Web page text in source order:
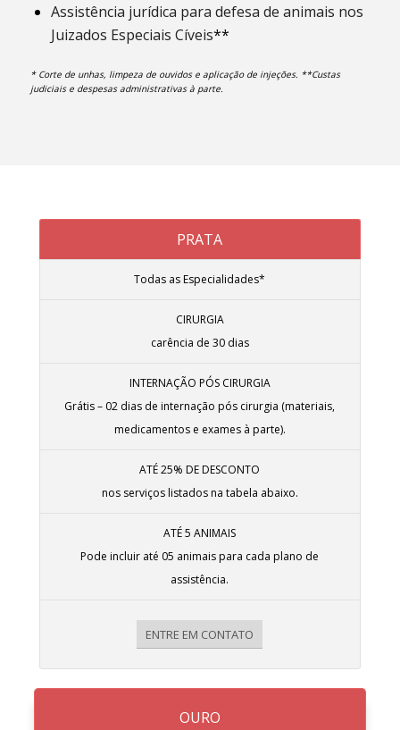
Assistência jurídica para defesa de animais nos
Juizados Especiais Cíveis**
* Corte de unhas, limpeza de ouvidos e aplicação de injeções. **Custas
judiciais e despesas administrativas à parte.
PRATA
Todas as Especialidades*
CIRURGIA
carência de 30 dias
INTERNAÇÃO PÓS CIRURGIA
Grátis – 02 dias de internação pós cirurgia (materiais,
medicamentos e exames à parte).
ATÉ 25% DE DESCONTO
nos serviços listados na tabela abaixo.
ATÉ 5 ANIMAIS
Pode incluir até 05 animais para cada plano de
assistência.
ENTRE EM CONTATO
OURO